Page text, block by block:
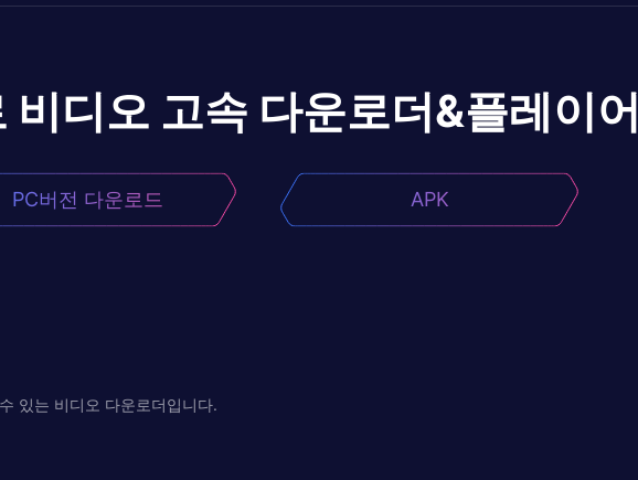
비디오 고속 다운로더&플레이어
PC버전 다운로드 APK
있는 비디오 다운로더입니다.